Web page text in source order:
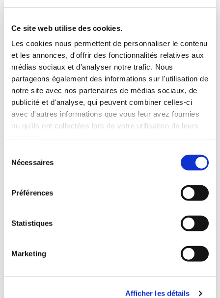
Ce site web utilise des cookies.
Les cookies nous permettent de personnaliser le contenu
et les annonces, d'offrir des fonctionnalités relatives aux
médias sociaux et d'analyser notre trafic. Nous
partageons également des informations sur l'utilisation de
notre site avec nos partenaires de médias sociaux, de
publicité et d'analyse, qui peuvent combiner celles-ci
avec d'autres informations que vous leur avez fournies
ou qu'ils ont collectées lors de votre utilisation de leurs
Nécessaires
Préférences
Statistiques
Marketing
Afficher les détails
Vous recrutez ? Confiez
nous vos recrutements
Spécialisation*
Type de contrat*
Description du poste *
Téléphone*